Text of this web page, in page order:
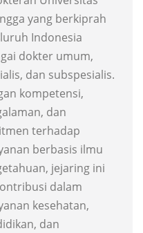
yang berkiprah
Indonesia
dokter umum,
dan subspesialis.
kompetensi,
dan
terhadap
berbasis ilmu
jejaring ini
dalam
kesehatan,
dan